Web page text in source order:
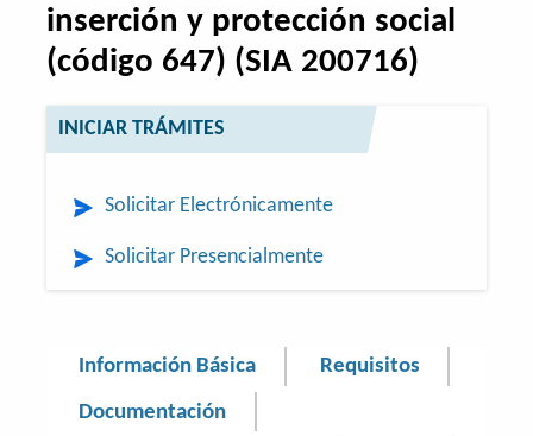
inserción y protección social
(código 647) (SIA 200716)
INICIAR TRÁMITES
Solicitar Electrónicamente
Solicitar Presencialmente
Información Básica Requisitos
Documentación